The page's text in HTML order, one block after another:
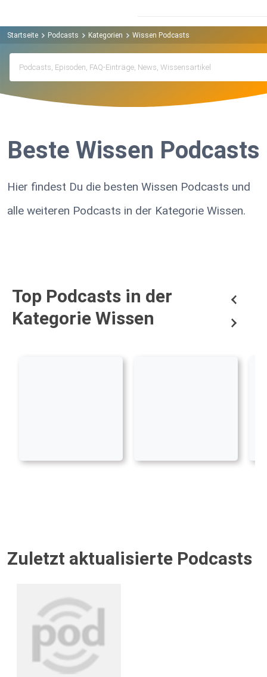
Startseite Podcasts Kategorien Wissen Podcasts
Beste Wissen Podcasts
Hier findest Du die besten Wissen Podcasts und
alle weiteren Podcasts in der Kategorie Wissen.
Top Podcasts in der
Kategorie Wissen
Zuletzt aktualisierte Podcasts